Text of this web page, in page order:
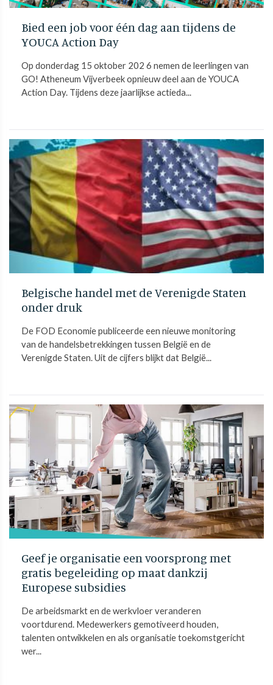
Bied een job voor één dag aan tijdens de
YOUCA Action Day
Op donderdag 15 oktober 202 6 nemen de leerlingen van
GO! Atheneum Vijverbeek opnieuw deel aan de YOUCA
Action Day. Tijdens deze jaarlijkse actieda...
Belgische handel met de Verenigde Staten
onder druk
De FOD Economie publiceerde een nieuwe monitoring
van de handelsbetrekkingen tussen België en de
Verenigde Staten. Uit de cijfers blijkt dat België...
Geef je organisatie een voorsprong met
gratis begeleiding op maat dankzij
Europese subsidies
De arbeidsmarkt en de werkvloer veranderen
voortdurend. Medewerkers gemotiveerd houden,
talenten ontwikkelen en als organisatie toekomstgericht
wer...